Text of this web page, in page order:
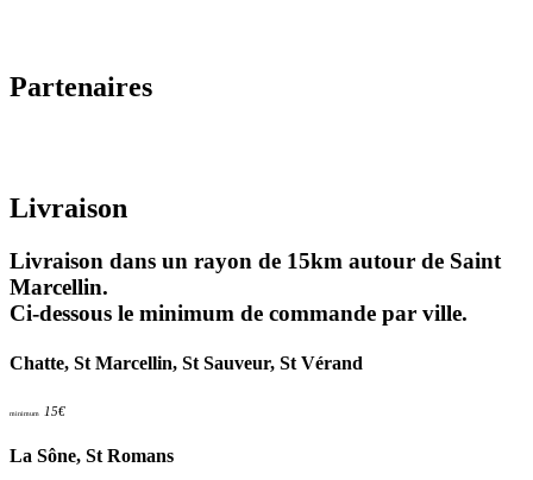
Partenaires
Livraison
Livraison dans un rayon de 15km autour de Saint
Marcellin.
Ci-dessous le minimum de commande par ville.
Chatte, St Marcellin, St Sauveur, St Vérand
minimum 15€
La Sône, St Romans